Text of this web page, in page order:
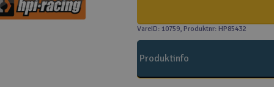
VareID: 10759, Produktnr: HP85432
Produktinfo